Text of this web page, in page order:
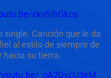
xkvSifrGkco
single. Canción que le da
al estilo de siempre de
hacia su tierra.
_oA2DvcU3eM